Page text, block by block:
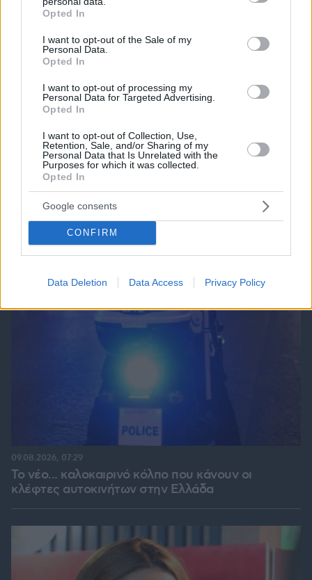
grant or deny consent to Google and its third-party tags to
use your data for below specified purposes in below Google
consent section.
Opted In
I want to opt-out of the Sale of my
Personal Data.
Opted In
I want to opt-out of processing my
Personal Data for Targeted Advertising.
Opted In
I want to opt-out of Collection, Use,
Retention, Sale, and/or Sharing of my
Personal Data that Is Unrelated with the
Purposes for which it was collected.
Opted In
Google consents
CONFIRM
Data Deletion Data Access Privacy Policy
Ανεύρυσμα: Απλό τεστ του αντίχειρα προμηνύει
09.08.2026, 09:31
Το νέο... καλοκαιρινό κόλπο που κάνουν οι
κλέφτες αυτοκινήτων στην Ελλάδα
09.08.2026, 07:29